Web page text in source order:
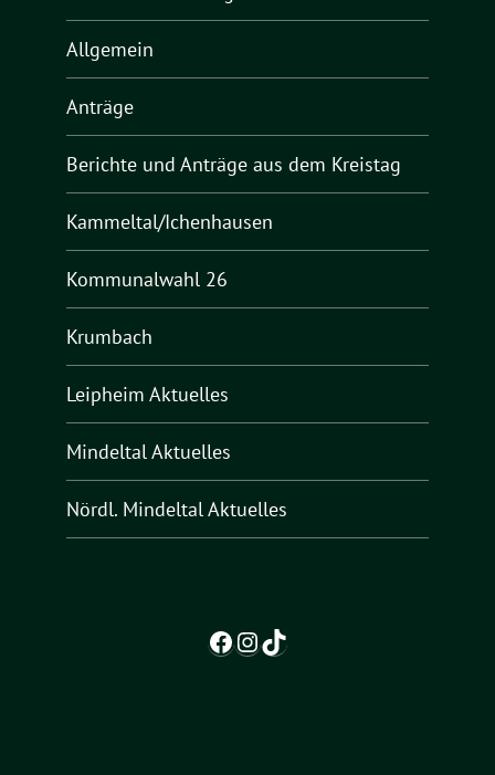
Allgemein
Anträge
Berichte und Anträge aus dem Kreistag
Kammeltal/Ichenhausen
Kommunalwahl 26
Krumbach
Leipheim Aktuelles
Mindeltal Aktuelles
Nördl. Mindeltal Aktuelles
Facebook
Instagram
TikTok